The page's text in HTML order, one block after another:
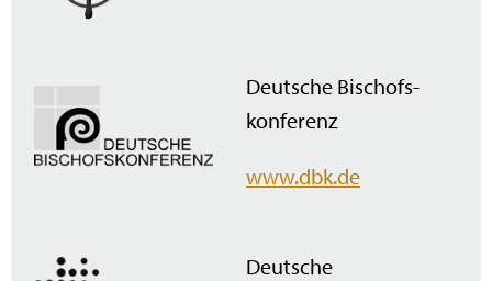
Deutsche Bischofs­
konferenz
www.dbk.de
Deutsche